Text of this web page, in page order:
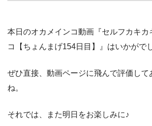
本日のオカメインコ動画『セルフカキカ
コ【ちょんまげ154日目】』はいかがで
ぜひ直接、動画ページに飛んで評価して
ね。
それでは、また明日をお楽しみに♪